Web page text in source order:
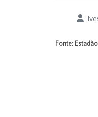
Detalhes
Fonte: